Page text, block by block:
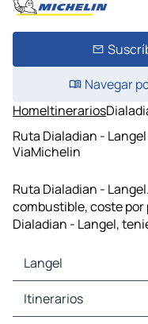
Navegar
HomeItinerarios
Ruta Dialadian -
ViaMichelin
Ruta Dialadian -
combustible, coste
Dialadian - Langel,
Langel
Langel Mapas Planos
Langel Trafico
Itinerarios